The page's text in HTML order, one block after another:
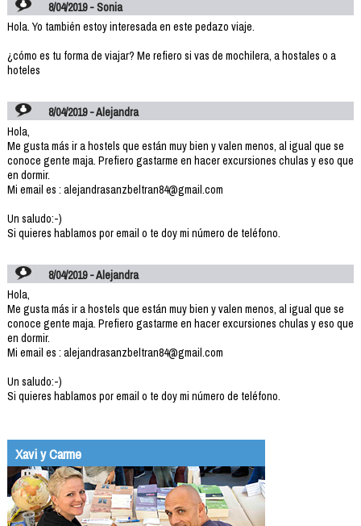
8/04/2019 - Sonia
Hola. Yo también estoy interesada en este pedazo viaje.
¿cómo es tu forma de viajar? Me refiero si vas de mochilera, a hostales o a
hoteles
8/04/2019 - Alejandra
Hola,
Me gusta más ir a hostels que están muy bien y valen menos, al igual que se
conoce gente maja. Prefiero gastarme en hacer excursiones chulas y eso que
en dormir.
Mi email es : alejandrasanzbeltran84@gmail.com
Un saludo:-)
Si quieres hablamos por email o te doy mi número de teléfono.
8/04/2019 - Alejandra
Hola,
Me gusta más ir a hostels que están muy bien y valen menos, al igual que se
conoce gente maja. Prefiero gastarme en hacer excursiones chulas y eso que
en dormir.
Mi email es : alejandrasanzbeltran84@gmail.com
Un saludo:-)
Si quieres hablamos por email o te doy mi número de teléfono.
Xavi y Carme